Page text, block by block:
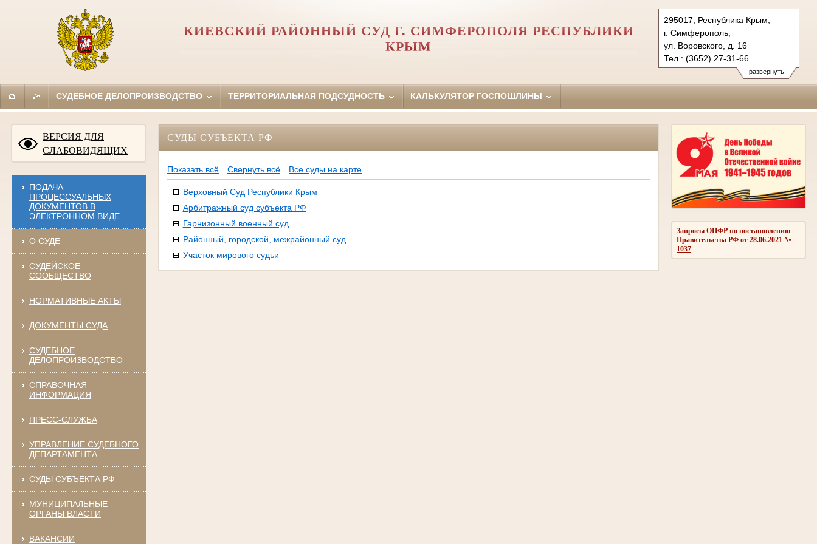
развернуть
295017, Республика Крым,
г. Симферополь,
ул. Воровского, д. 16
Тел.: (3652) 27-31-66
kiev-simph.krm@sudrf.ru
КИЕВСКИЙ РАЙОННЫЙ СУД Г. СИМФЕРОПОЛЯ РЕСПУБЛИКИ
КРЫМ
СУДЕБНОЕ ДЕЛОПРОИЗВОДСТВО ТЕРРИТОРИАЛЬНАЯ ПОДСУДНОСТЬ КАЛЬКУЛЯТОР ГОСПОШЛИНЫ
ВЕРСИЯ ДЛЯ
СЛАБОВИДЯЩИХ
ПОДАЧА
ПРОЦЕССУАЛЬНЫХ
ДОКУМЕНТОВ В
ЭЛЕКТРОННОМ ВИДЕ
О СУДЕ
СУДЕЙСКОЕ
СООБЩЕСТВО
НОРМАТИВНЫЕ АКТЫ
ДОКУМЕНТЫ СУДА
СУДЕБНОЕ
ДЕЛОПРОИЗВОДСТВО
СПРАВОЧНАЯ
ИНФОРМАЦИЯ
ПРЕСС-СЛУЖБА
УПРАВЛЕНИЕ СУДЕБНОГО
ДЕПАРТАМЕНТА
СУДЫ СУБЪЕКТА РФ
МУНИЦИПАЛЬНЫЕ
ОРГАНЫ ВЛАСТИ
ВАКАНСИИ
Запросы ОПФР по постановлению
Правительства РФ от 28.06.2021 №
1037
СУДЫ СУБЪЕКТА РФ
Показать всё Свернуть всё Все суды на карте
Верховный Суд Республики Крым
Арбитражный суд субъекта РФ
Гарнизонный военный суд
Районный, городской, межрайонный суд
Участок мирового судьи